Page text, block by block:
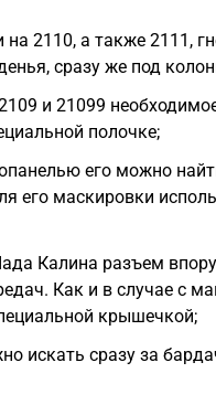
2110, а также 2111,
сразу же под
и 21099
полочке;
его можно
его маскировки
Калина разъем
Как и в случае с
крышечкой;
искать сразу за